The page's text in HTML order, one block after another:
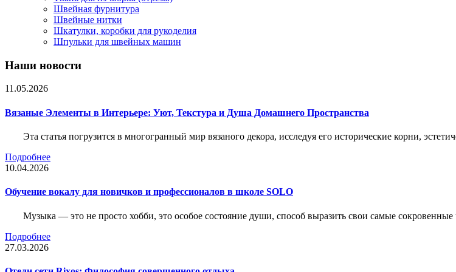
Швейная фурнитура
Швейные нитки
Шкатулки, коробки для рукоделия
Шпульки для швейных машин
Наши новости
11.05.2026
Вязаные Элементы в Интерьере: Уют, Текстура и Душа Домашнего Пространства
Эта статья погрузится в многогранный мир вязаного декора, исследуя его исторические корни,
Подробнее
10.04.2026
Обучение вокалу для новичков и профессионалов в школе SOLO
Музыка — это не просто хобби, это особое состояние души, способ выразить свои самые сокровенные
Подробнее
27.03.2026